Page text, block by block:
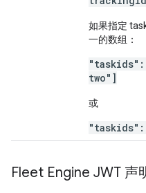
如果指定
一的数组：
two"]
或
Fleet Engine JWT 声